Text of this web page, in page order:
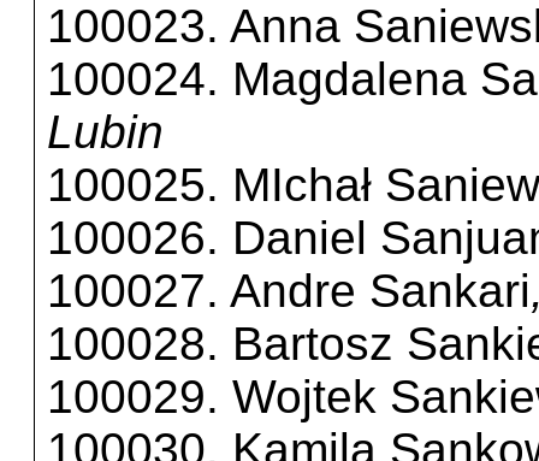
100023. Anna
100024. Magdalena
Lubin
100025. MIchał
100026. Daniel
100027. Andre Sankari
100028. Bartosz
100029. Wojtek
100030. Kamila